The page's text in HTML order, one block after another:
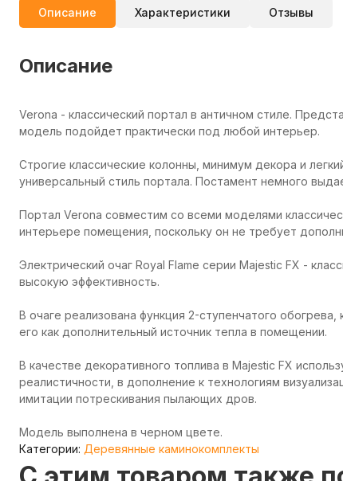
Описание Характеристики Отзывы
Описание
Verona - классический портал в античном стиле.
модель подойдет практически под любой интерьер.
Строгие классические колонны, минимум декора и
универсальный стиль портала. Постамент немного
Портал Verona совместим со всеми моделями
интерьере помещения, поскольку он не требует
Электрический очаг Royal Flame серии Majestic FX -
высокую эффективность.
В очаге реализована функция 2-ступенчатого
его как дополнительный источник тепла в помещении.
В качестве декоративного топлива в Majestic FX
реалистичности, в дополнение к технологиям
имитации потрескивания пылающих дров.
Модель выполнена в черном цвете.
Категории: Деревянные каминокомплекты